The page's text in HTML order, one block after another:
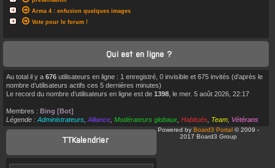
Arma 4 : enfusion quelques images
Vote pour le forum !
Qui est en ligne ?
Au total il y a 676 utilisateurs en ligne : 1 enregistré, 0 invisible et 675 invités (d’après le
nombre d’utilisateurs actifs ces 5 dernières minutes)
Le record du nombre d’utilisateurs en ligne est de 1398 , le mer. 5 août 2026, 22:17
Membres : Bing [Bot]
Légende : Administrateurs Alliance Modérateurs globaux Habitués Team Vétérans
TTKalendrier
Powered by Board3 Portal© 2009 -
2017 Board3 Group